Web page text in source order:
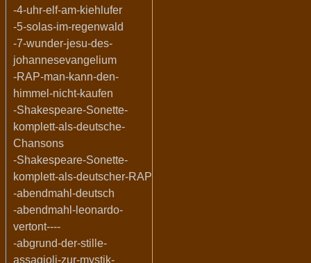
-4-uhr-elf-am-kiehlufer
-5-solas-im-regenwald
-7-wunder-jesu-des-
johannesevangelium
-RAP-man-kann-den-
himmel-nicht-kaufen
-Shakespeare-Sonette-
komplett-als-deutsche-
Chansons
-Shakespeare-Sonette-
komplett-als-deutscher-RAP
-abendmahl-deutsch
-abendmahl-leonardo-
vertont----
-abgrund-der-stille-
assagioli-zur-mystik-